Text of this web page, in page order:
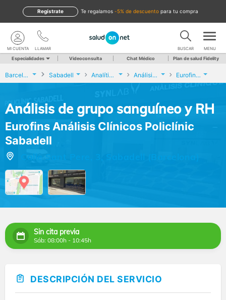
te regalamos -5% de descuento para tu compra
Regístrate
LLAMAR
MI CUENTA BUSCAR MENU
Especialidades Videoconsulta Chat Médico Plan de salud Fidelity
Barcelona Sabadell Analíticas y Genética Análisis de grupo sanguíneo y RH Eurofins Análisis Clínicos Policlínic Sabadell
Análisis de grupo sanguíneo y RH
Eurofins Análisis Clínicos Policlínic
Sabadell
Sin cita previa
Sáb: 08:00h - 10:45h
DESCRIPCIÓN DEL SERVICIO